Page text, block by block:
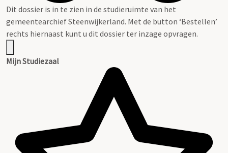
Dit dossier is in te zien in de studieruimte van het
gemeentearchief Steenwijkerland. Met de button ‘Bestellen’
rechts hiernaast kunt u dit dossier ter inzage opvragen.
Mijn Studiezaal